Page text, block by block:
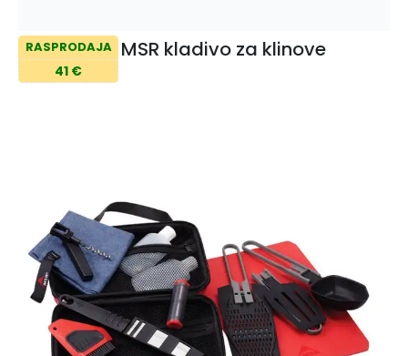
RASPRODAJA
41 €
MSR kladivo za klinove